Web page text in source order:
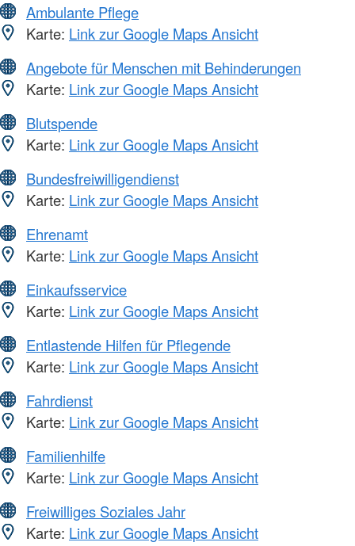
Ambulante Pflege
Karte: Link zur Google Maps Ansicht
Angebote für Menschen mit Behinderungen
Karte: Link zur Google Maps Ansicht
Blutspende
Karte: Link zur Google Maps Ansicht
Bundesfreiwilligendienst
Karte: Link zur Google Maps Ansicht
Ehrenamt
Karte: Link zur Google Maps Ansicht
Einkaufsservice
Karte: Link zur Google Maps Ansicht
Entlastende Hilfen für Pflegende
Karte: Link zur Google Maps Ansicht
Fahrdienst
Karte: Link zur Google Maps Ansicht
Familienhilfe
Karte: Link zur Google Maps Ansicht
Freiwilliges Soziales Jahr
Karte: Link zur Google Maps Ansicht